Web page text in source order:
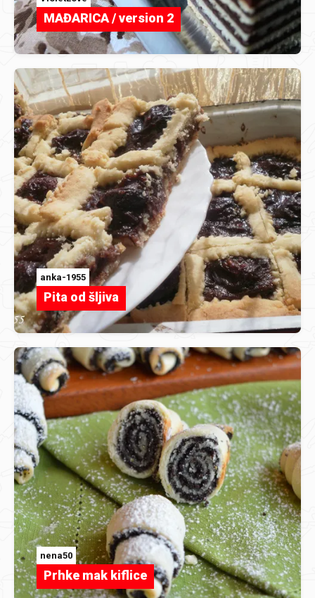
MAĐARICA / version 2
anka-1955
Pita od šljiva
nena50
Prhke mak kiflice